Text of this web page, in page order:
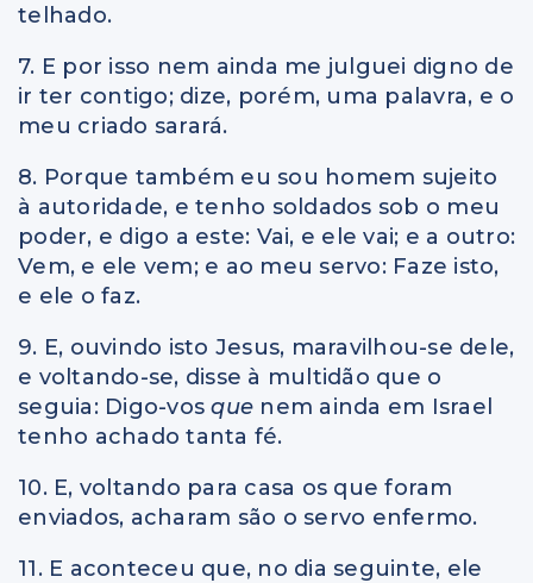
telhado.
7. E por isso nem ainda me julguei digno de
ir ter contigo; dize, porém, uma palavra, e o
meu criado sarará.
8. Porque também eu sou homem sujeito
à autoridade, e tenho soldados sob o meu
poder, e digo a este: Vai, e ele vai; e a outro:
Vem, e ele vem; e ao meu servo: Faze isto,
e ele o faz.
9. E, ouvindo isto Jesus, maravilhou-se dele,
e voltando-se, disse à multidão que o
seguia: Digo-vosque nem ainda em Israel
tenho achado tanta fé.
10. E, voltando para casa os que foram
enviados, acharam são o servo enfermo.
11. E aconteceu que, no dia seguinte, ele